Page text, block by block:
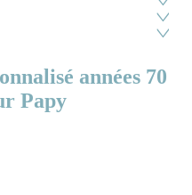
années 70
Papy